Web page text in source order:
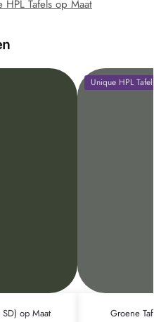
HPL Tafels op Maat
op Maat
Unique HPL
Groene